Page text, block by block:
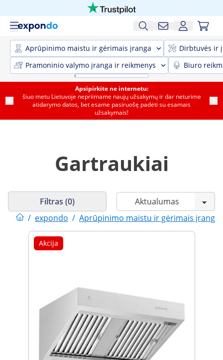
Aprūpinimo maistu ir gėrimais įranga
Dirbtuvės ir
Pramoninio valymo įranga ir reikmenys
Biuro
Apsipirkite ne internetu:
šiuo metu Lietuvoje nepriimame naujų užsakymų ir dar neturime
atidarymo datos, bet esame pasiruošę padėti su esamais
užsakymais!
Gartraukiai
/ expondo / Aprūpinimo maistu ir gėrimais įranga
Filtras (0)
Akcija